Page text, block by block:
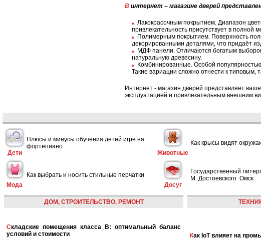
В интернет – магазине дверей
Лакокрасочным покрытием. Диапазон
привлекательность присутствует в полной
Полимерным покрытием. Поверхность
декорированными деталями, что придаёт
МДФ панели. Отличаются богатым
натуральную древесину.
Комбинированные. Особой
Такие вариации сложно отнести к типовым,
Интернет - магазин дверей представляет
эксплуатацией и привлекательным внешним
Дети
Плюсы и минусы обучения детей игре на
фортепиано
Животные
Как крысы видят
Мода
Как выбрать и носить стильные перчатки
Досуг
Государственный
М. Достоевского. Омск
ДОМ, СТРОИТЕЛЬСТВО, РЕМОНТ
Складские помещения класса B: оптимальный баланс
условий и стоимости
Как IoT влияет на